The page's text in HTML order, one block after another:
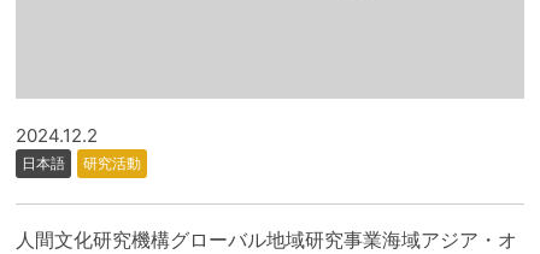
2024.12.2
日本語 研究活動
人間文化研究機構グローバル地域研究事業海域アジア・オ